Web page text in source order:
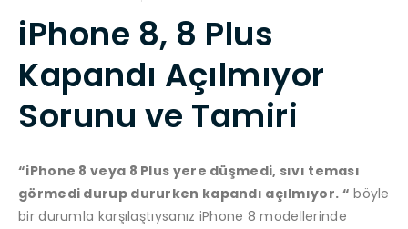
iPhone 8, 8 Plus
Kapandı Açılmıyor
Sorunu ve Tamiri
“iPhone 8 veya 8 Plus yere düşmedi, sıvı teması
görmedi durup dururken kapandı açılmıyor. “ böyle
bir durumla karşılaştıysanız iPhone 8 modellerinde